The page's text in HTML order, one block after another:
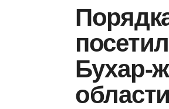
Бухар-
области